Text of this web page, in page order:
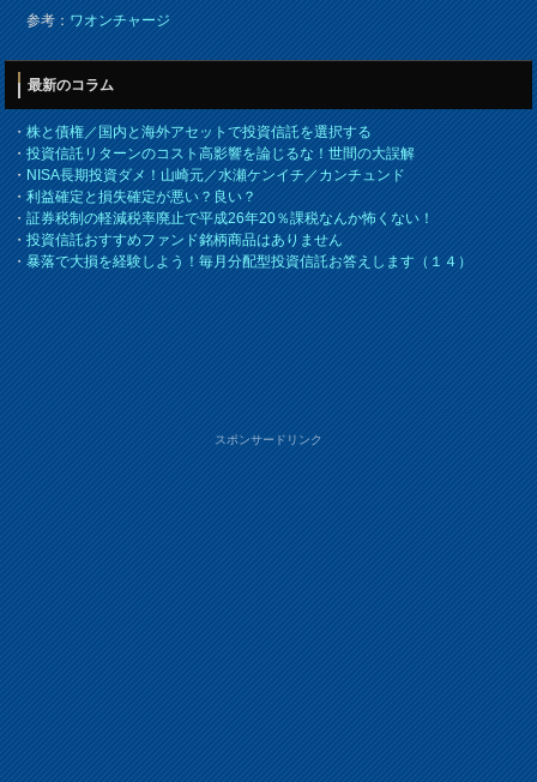
参考：ワオンチャージ
最新のコラム
・株と債権／国内と海外アセットで投資信託を選択する
・投資信託リターンのコスト高影響を論じるな！世間の大誤解
・NISA長期投資ダメ！山崎元／水瀬ケンイチ／カンチュンド
・利益確定と損失確定が悪い？良い？
・証券税制の軽減税率廃止で平成26年20％課税なんか怖くない！
・投資信託おすすめファンド銘柄商品はありません
・暴落で大損を経験しよう！毎月分配型投資信託お答えします（１４）
スポンサードリンク